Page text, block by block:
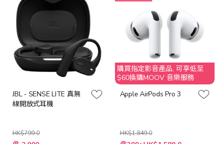
JBL - SENSE LITE 真無
線開放式耳機
HK$799.0
購買指定影音產品, 可享低至
$60換購MOOV 音樂服務
Apple AirPods Pro 3
HK$1,849.0
特